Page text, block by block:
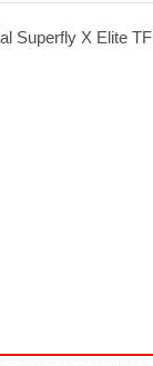
Superfly X Elite TF